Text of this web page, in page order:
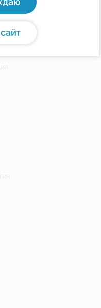
Минздрава России